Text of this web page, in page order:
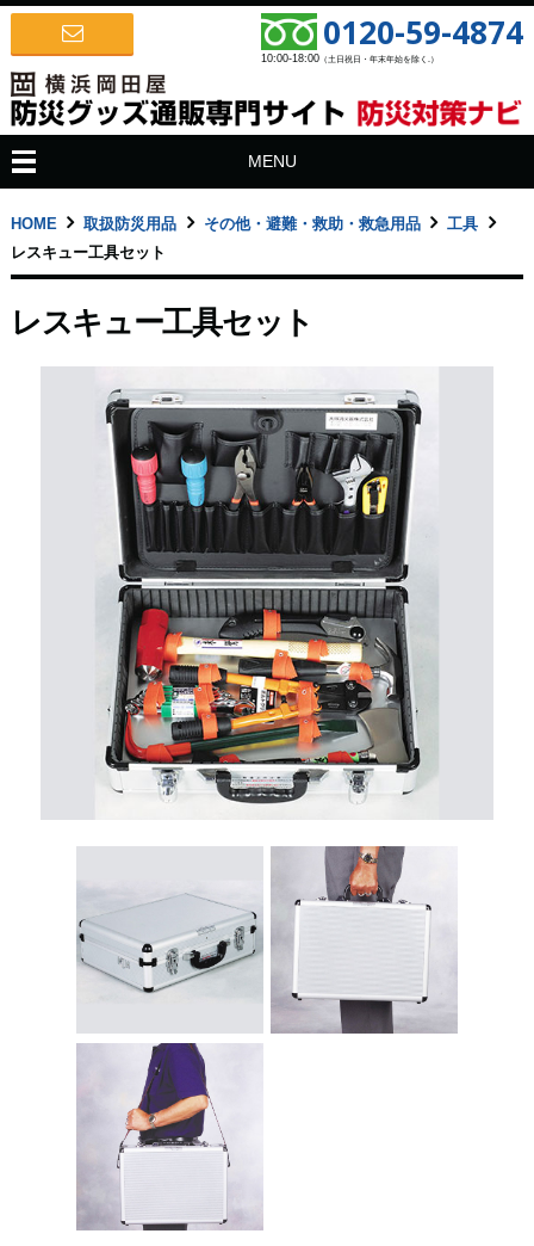
0120-59-4874
10:00-18:00 （土日祝日・年末年始を除く.）
MENU
HOME 取扱防災用品 その他・避難・救助・救急用品
工具
レスキュー工具セット
レスキュー工具セット